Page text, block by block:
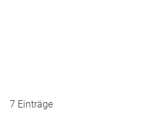
7 Einträge